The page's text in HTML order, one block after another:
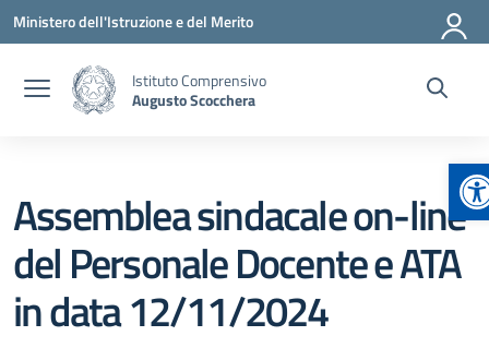
Vai ai contenuti
Vai al menu di navigazione
Vai al footer
Ministero dell'Istruzione e del Merito
Istituto Comprensivo
Augusto Scocchera
Assemblea sindacale on-line
del Personale Docente e ATA
in data 12/11/2024